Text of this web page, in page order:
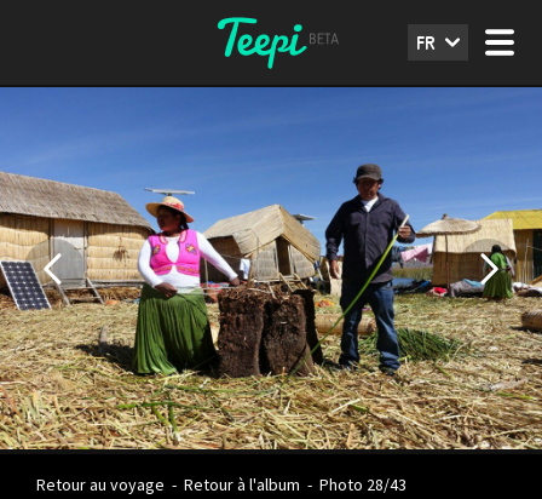
FR
Retour au voyage - Retour à l'album - Photo 28/43